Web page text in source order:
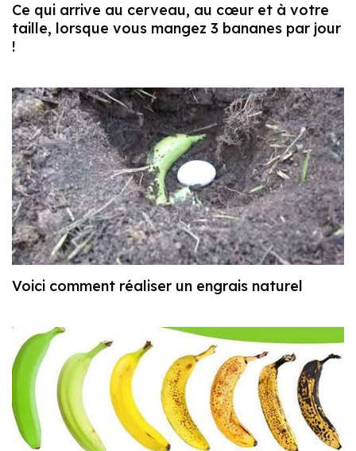
Ce qui arrive au cerveau, au cœur et à votre
taille, lorsque vous mangez 3 bananes par jour
!
Voici comment réaliser un engrais naturel